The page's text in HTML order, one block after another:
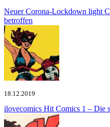
Neuer Corona-Lockdown light
betroffen
18.12.2019
ilovecomics Hit Comics 1 – Die